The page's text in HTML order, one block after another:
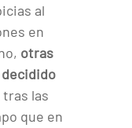
al
en
otras
tras las
que en